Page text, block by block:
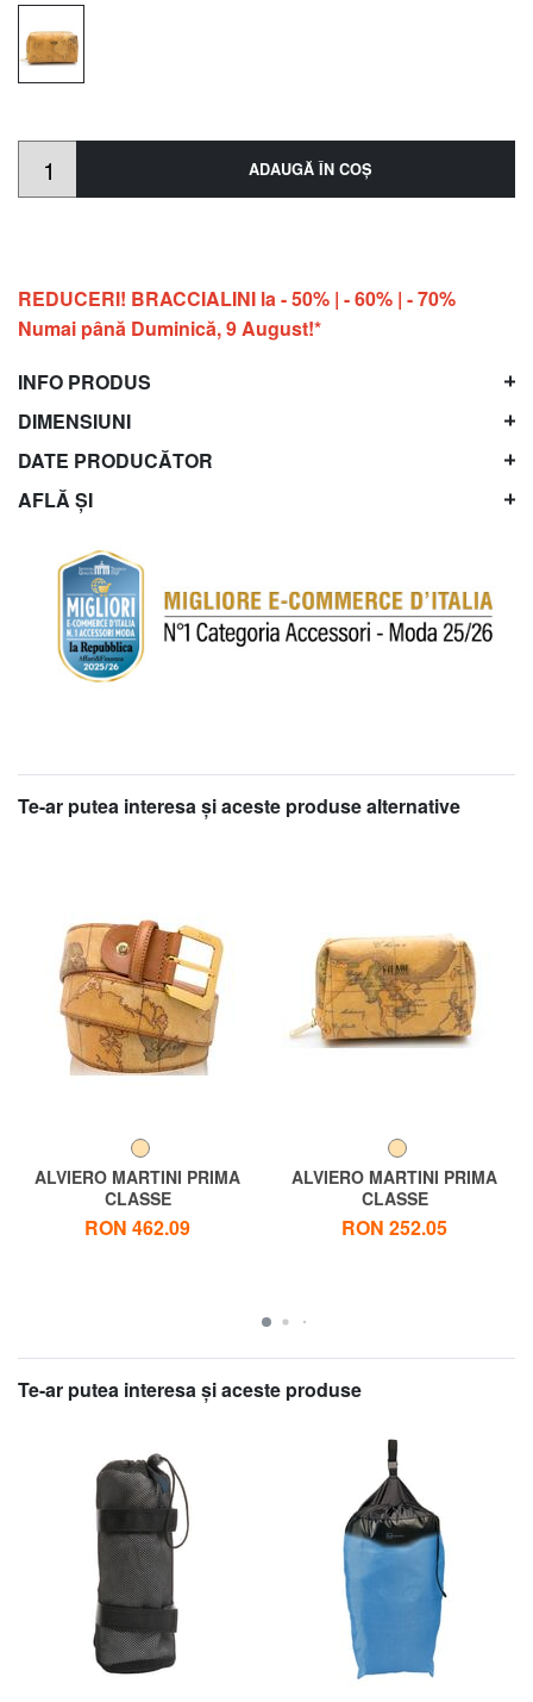
ADAUGĂ ÎN COŞ
REDUCERI! BRACCIALINI la - 50% | - 60% | - 70%
Numai până Duminică, 9 August!*
INFO PRODUS
DIMENSIUNI
DATE PRODUCĂTOR
AFLĂ ȘI
Te-ar putea interesa şi aceste produse alternative
ALVIERO MARTINI PRIMA
CLASSE
ALVIERO MARTINI 1 ^ CLASA
Curea GEO CLASSIC
RON 462.09
ALVIERO MARTINI PRIMA
CLASSE
ALVIERO MARTINI 1 ^ CLASA
Necessaire print GEO CLASSIC
RON 252.05
Te-ar putea interesa şi aceste produse